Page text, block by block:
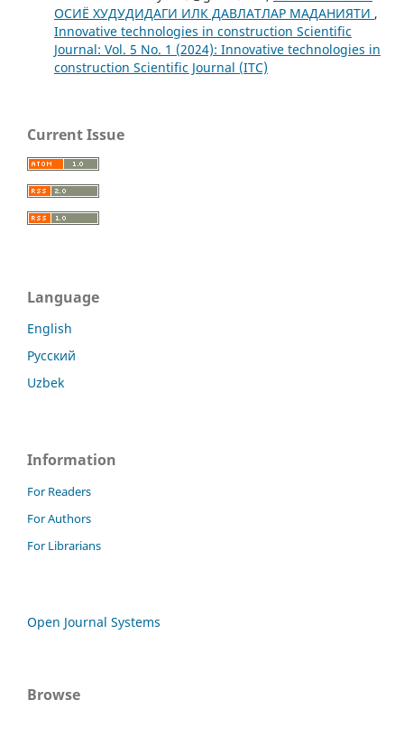
ОСИЁ ХУДУДИДАГИ ИЛК ДАВЛАТЛАР МАДАНИЯТИ ,
Innovative technologies in construction Scientific
Journal: Vol. 5 No. 1 (2024): Innovative technologies in
construction Scientific Journal (ITC)
Current Issue
Language
English
Русский
Uzbek
Information
For Readers
For Authors
For Librarians
Open Journal Systems
Browse